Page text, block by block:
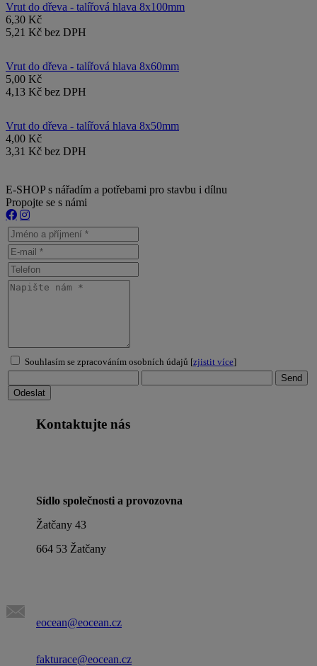
Vrut do dřeva - talířová hlava 8x100mm
6,30 Kč
5,21 Kč bez DPH
Vrut do dřeva - talířová hlava 8x60mm
5,00 Kč
4,13 Kč bez DPH
Vrut do dřeva - talířová hlava 8x50mm
4,00 Kč
3,31 Kč bez DPH
E-SHOP s nářadím a potřebami pro stavbu i dílnu
Propojte se s námi
Souhlasím se zpracováním osobních údajů [zjistit více]
Kontaktujte nás
Sídlo společnosti a provozovna
Žatčany 43
664 53 Žatčany
eocean@eocean.cz
fakturace@eocean.cz